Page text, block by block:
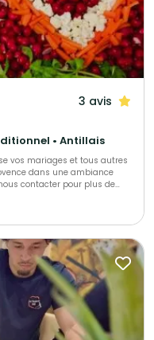
3 avis
• Antillais
vos mariages et tous autres
contacter pour plus de